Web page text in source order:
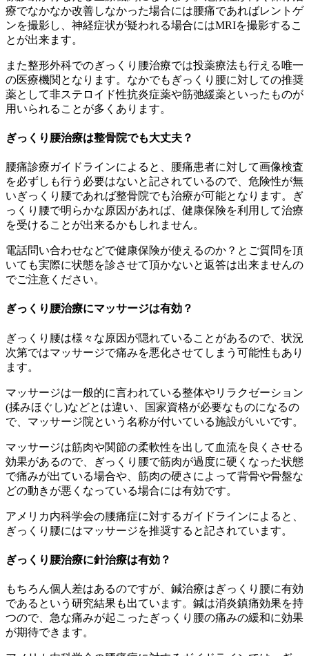
療でなかなか改善しなかった場合には腰痛であればレントゲ
ンを撮影し、神経症状が疑われる場合にはMRIを撮影するこ
とが出来ます。
また整形外科でのぎっくり腰治療では投薬療法も行える唯一
の医療機関となります。なかでもぎっくり腰に対しての推奨
薬として非ステロイド性抗炎症薬や筋弛緩薬といったものが
用いられることが多くあります。
ぎっくり腰治療は整骨院でも大丈夫？
腰痛診療ガイドラインによると、腰痛患者に対して画像検査
を必ずしも行う必要はないと記されているので、危険性が無
いぎっくり腰であれば整骨院でも治療が可能となります。ぎ
っくり腰で明らかな原因があれば、健康保険を利用して治療
を受けることが出来るかもしれません。
電話問い合わせなどで健康保険が使えるのか？とご質問を頂
いても実際に状態を診させて頂かないと返答は出来ませんの
でご注意ください。
ぎっくり腰治療にマッサージは有効？
ぎっくり腰は様々な原因が隠れていることがあるので、状況
次第ではマッサージで痛みを悪化させてしまう可能性もあり
ます。
マッサージは一般的に言われている整体やリラクゼーション
(揉みほぐし)などとは違い、国家資格が必要なものになるの
で、マッサージ院という名称が付いている施設がいいです。
マッサージは筋肉や関節の柔軟性を出して血流を良くさせる
効果があるので、ぎっくり腰で筋肉が過度に硬くなった状態
で痛みが出ている場合や、筋肉の硬さによって背骨や骨盤な
どの動きが悪くなっている場合には有効です。
アメリカ内科学会の腰痛症に対するガイドラインによると、
ぎっくり腰にはマッサージを推奨すると記されています。
ぎっくり腰治療に針治療は有効？
もちろん個人差はあるのですが、鍼治療はぎっくり腰に有効
であるという研究結果も出ています。鍼は消炎鎮痛効果を持
つので、急な痛みが起こったぎっくり腰の痛みの緩和に効果
が期待できます。